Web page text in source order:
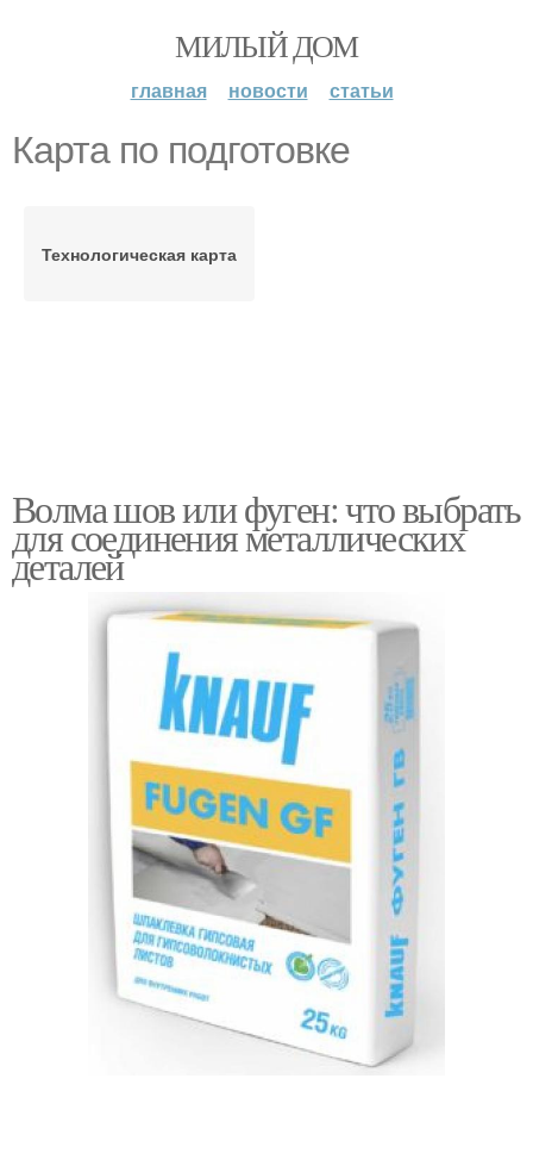
МИЛЫЙ ДОМ
главная новости статьи
Карта по подготовке
Технологическая карта
Волма шов или фуген: что выбрать
для соединения металлических
деталей